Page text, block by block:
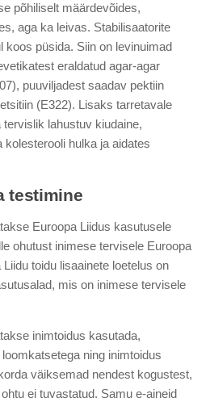
põhiliselt määrdevõides,
aga ka leivas. Stabilisaatorite
koos püsida. Siin on levinuimad
eraldatud agar-agar
puuviljadest saadav pektiin
(E322). Lisaks tarretavale
lahustuv kiudaine,
hulka ja aidates
testimine
Euroopa Liidus kasutusele
ohutust inimese tervisele Euroopa
toidu lisaainete loetelus on
mis on inimese tervisele
inimtoidus kasutada,
ning inimtoidus
väiksemad nendest kogustest,
ei tuvastatud. Samu e-aineid